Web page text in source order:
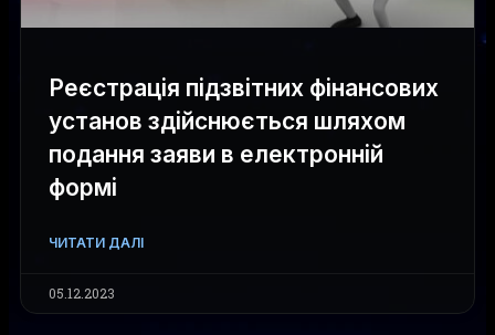
Реєстрація підзвітних фінансових
установ здійснюється шляхом
подання заяви в електронній
формі
ЧИТАТИ ДАЛІ
05.12.2023